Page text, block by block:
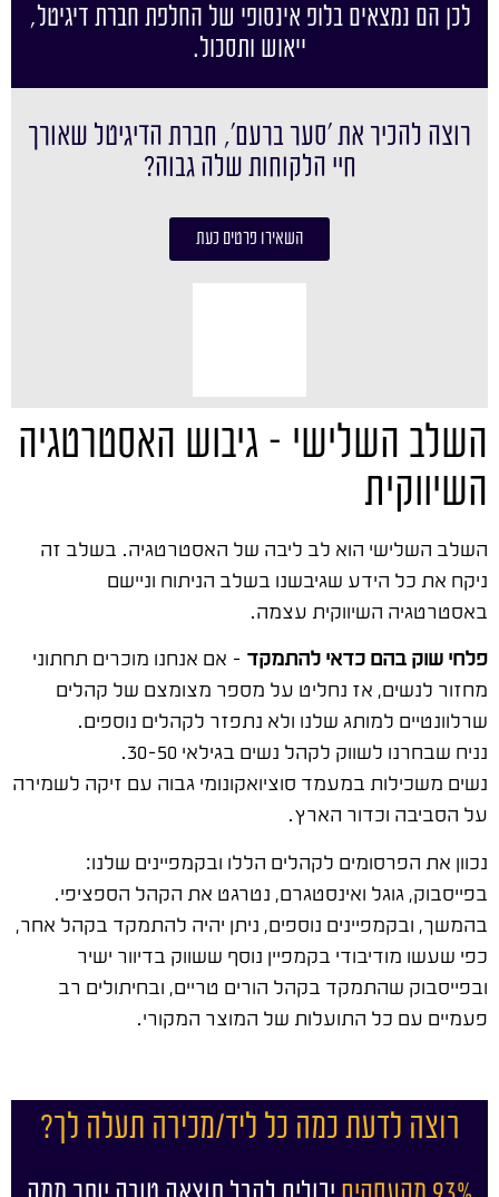
לכן הם נמצאים בלופ אינסופי של החלפת חברת דיגיטל,
ייאוש ותסכול.
רוצה להכיר את ׳סער ברעם׳, חברת הדיגיטל שאורך
חיי הלקוחות שלה גבוה?
השאירו פרטים כעת
השלב השלישי – גיבוש האסטרטגיה
השיווקית
השלב השלישי הוא לב ליבה של האסטרטגיה. בשלב זה
ניקח את כל הידע שגיבשנו בשלב הניתוח וניישם
באסטרטגיה השיווקית עצמה.
פלחי שוק בהם כדאי להתמקד – אם אנחנו מוכרים תחתוני
מחזור לנשים, אז נחליט על מספר מצומצם של קהלים
שרלוונטיים למותג שלנו ולא נתפזר לקהלים נוספים.
נניח שבחרנו לשווק לקהל נשים בגילאי 30-50.
נשים משכילות במעמד סוציואקונומי גבוה עם זיקה לשמירה
על הסביבה וכדור הארץ.
נכוון את הפרסומים לקהלים הללו ובקמפיינים שלנו:
בפייסבוק, גוגל ואינסטגרם, נטרגט את הקהל הספציפי.
בהמשך, ובקמפיינים נוספים, ניתן יהיה להתמקד בקהל אחר,
כפי שעשו מודיבודי בקמפיין נוסף ששווק בדיוור ישיר
ובפייסבוק שהתמקד בקהל הורים טריים, ובחיתולים רב
פעמיים עם כל התועלות של המוצר המקורי.
רוצה לדעת כמה כל ליד/מכירה תעלה לך?